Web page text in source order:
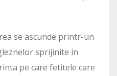
se ascunde printr-un
sprijinite in
pe care fetitele care